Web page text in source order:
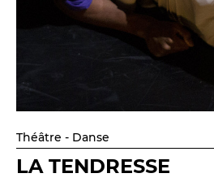
Théâtre - Danse
LA TENDRESSE